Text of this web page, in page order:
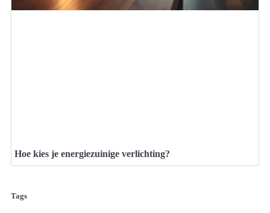
Hoe kies je energiezuinige verlichting?
Tags